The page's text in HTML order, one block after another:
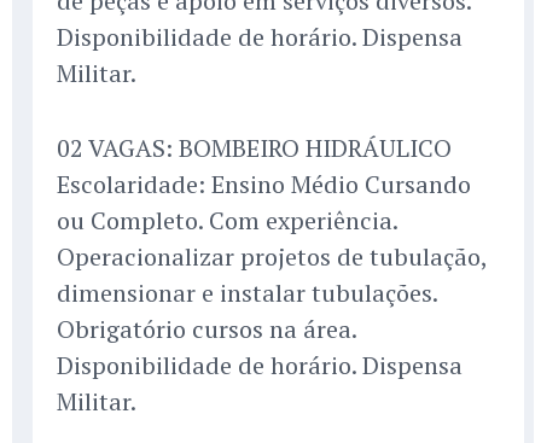
Disponibilidade de horário. Dispensa
Militar.
02 VAGAS: BOMBEIRO HIDRÁULICO
Escolaridade: Ensino Médio Cursando
ou Completo. Com experiência.
Operacionalizar projetos de tubulação,
dimensionar e instalar tubulações.
Obrigatório cursos na área.
Disponibilidade de horário. Dispensa
Militar.